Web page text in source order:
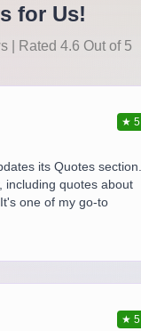
for Us!
| Rated 4.6 Out of 5
★5
its Quotes section.
including quotes about
one of my go-to
★5